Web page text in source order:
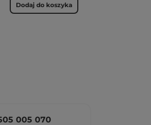
Dodaj do koszyka
005 070